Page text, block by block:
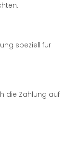
speziell für
die Zahlung auf